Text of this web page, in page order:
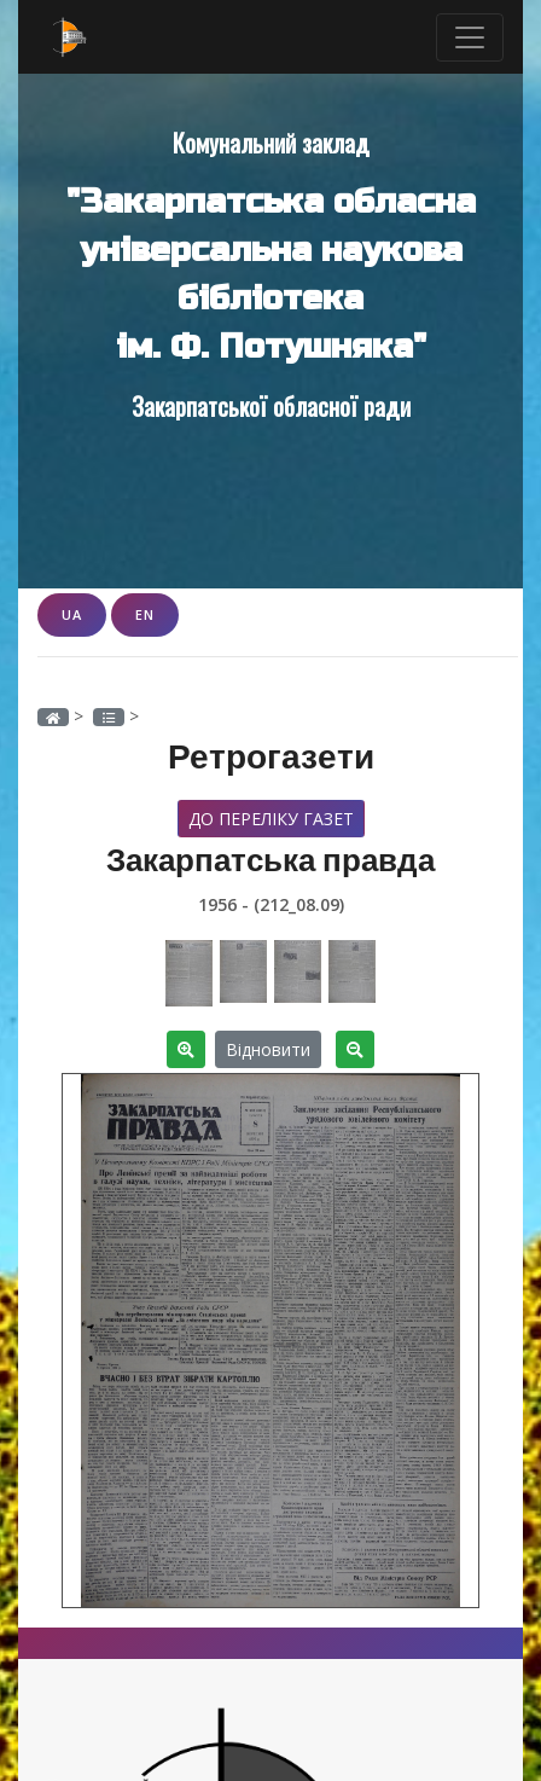
Комунальний заклад
"Закарпатська обласна
універсальна наукова
бібліотека
ім. Ф. Потушняка"
Закарпатської обласної ради
UA EN
> >
Ретрогазети
ДО ПЕРЕЛІКУ ГАЗЕТ
Закарпатська правда
1956 - (212_08.09)
Відновити